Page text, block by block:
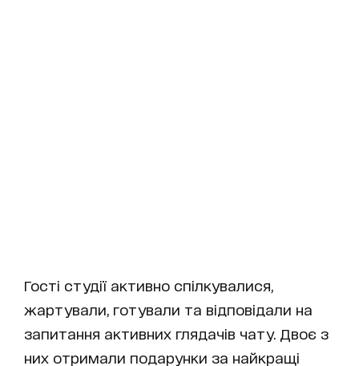
Гості студії активно спілкувалися,
жартували, готували та відповідали на
запитання активних глядачів чату. Двоє з
них отримали подарунки за найкращі